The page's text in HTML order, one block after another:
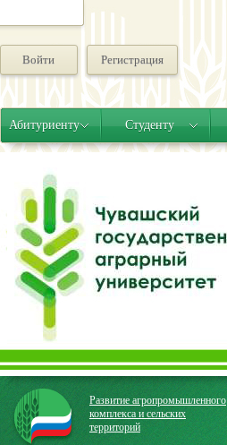
Войти Регистрация
Абитуриенту Студенту
Развитие агропромышленного
комплекса и сельских
территорий